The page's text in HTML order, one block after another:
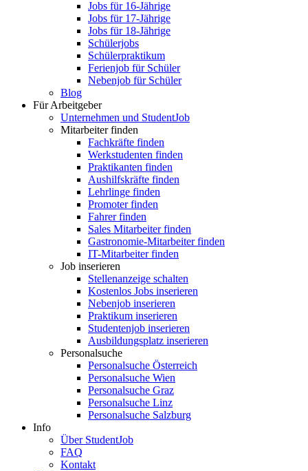
Jobs für 16-Jährige
Jobs für 17-Jährige
Jobs für 18-Jährige
Schülerjobs
Schülerpraktikum
Ferienjob für Schüler
Nebenjob für Schüler
Blog
Für Arbeitgeber
Unternehmen und StudentJob
Mitarbeiter finden
Fachkräfte finden
Werkstudenten finden
Praktikanten finden
Aushilfskräfte finden
Lehrlinge finden
Promoter finden
Fahrer finden
Sales Mitarbeiter finden
Gastronomie-Mitarbeiter finden
IT-Mitarbeiter finden
Job inserieren
Stellenanzeige schalten
Kostenlos Jobs inserieren
Nebenjob inserieren
Praktikum inserieren
Studentenjob inserieren
Ausbildungsplatz inserieren
Personalsuche
Personalsuche Österreich
Personalsuche Wien
Personalsuche Graz
Personalsuche Linz
Personalsuche Salzburg
Info
Über StudentJob
FAQ
Kontakt